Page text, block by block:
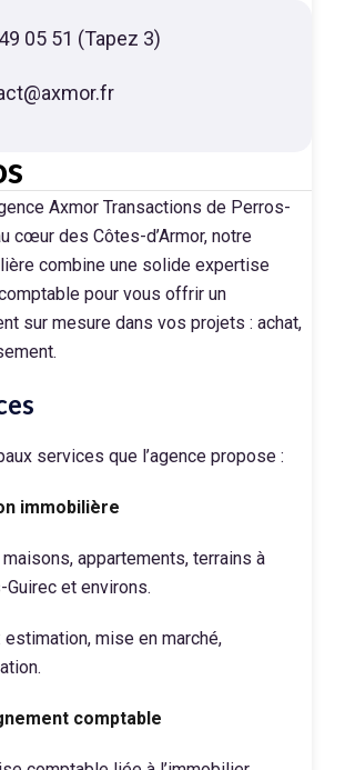
05 51 (Tapez 3)
Axmor Transactions de Perros-
cœur des Côtes-d’Armor, notre
combine une solide expertise
pour vous offrir un
sur mesure dans vos projets : achat,
services que l’agence propose :
immobilière
maisons, appartements, terrains à
Guirec et environs.
estimation, mise en marché,
comptable